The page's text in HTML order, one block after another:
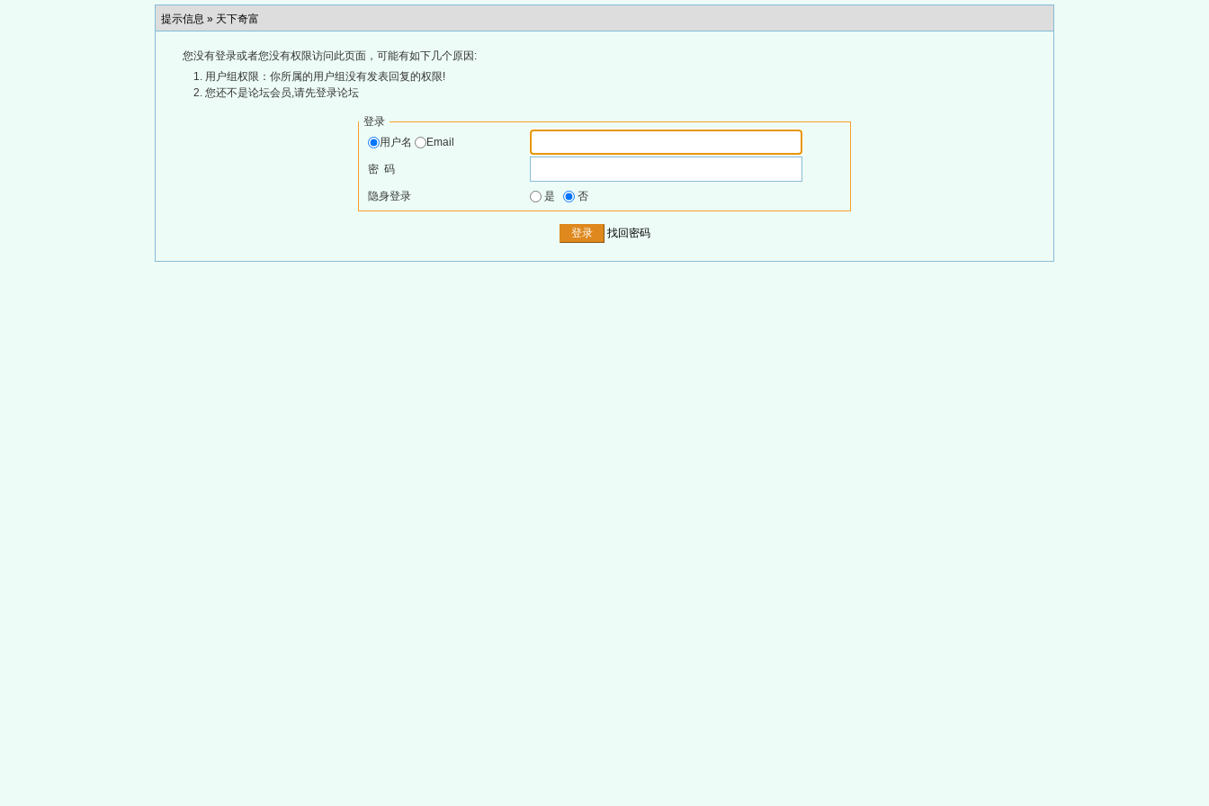
提示信息 » 天下奇富
您没有登录或者您没有权限访问此页面，可能有如下几个原因:
用户组权限：你所属的用户组没有发表回复的权限!
您还不是论坛会员,请先登录论坛
登录
用户名
Email
密 码
隐身登录 是 否
找回密码